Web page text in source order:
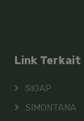
Link Terkait
SIGAP
SIMONTANA